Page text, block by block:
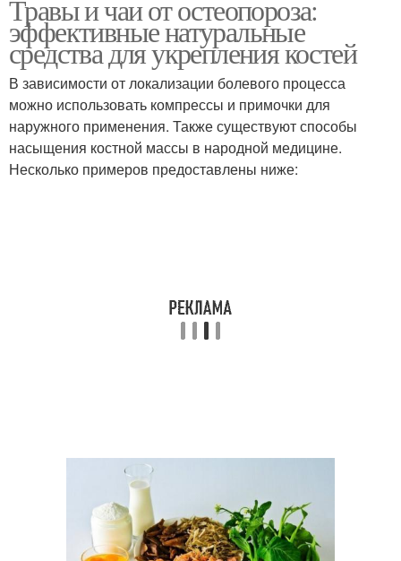
Травы и чаи от остеопороза:
эффективные натуральные
средства для укрепления костей
В зависимости от локализации болевого процесса
можно использовать компрессы и примочки для
наружного применения. Также существуют способы
насыщения костной массы в народной медицине.
Несколько примеров предоставлены ниже: